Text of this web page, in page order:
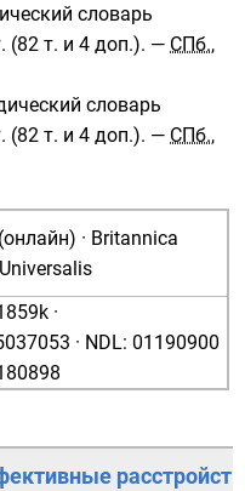
словарь
(82 т. и 4 доп.). — СПб.,
словарь
(82 т. и 4 доп.). — СПб.,
· Britannica
Universalis
·
· NDL: 01190900